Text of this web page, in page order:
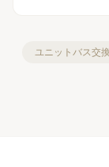
ユニットバス交換